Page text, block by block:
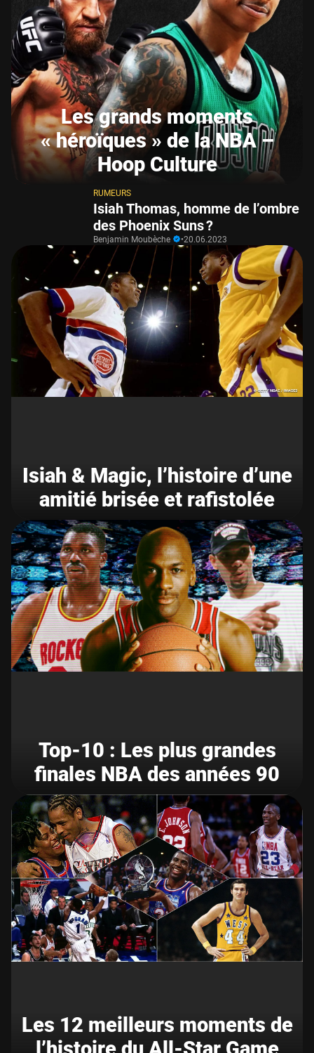
Les grands moments
« héroïques » de la NBA –
Hoop Culture
RUMEURS
Isiah Thomas, homme de l’ombre
des Phoenix Suns ?
Benjamin Moubèche •20.06.2023
Isiah & Magic, l’histoire d’une
amitié brisée et rafistolée
Top-10 : Les plus grandes
finales NBA des années 90
Les 12 meilleurs moments de